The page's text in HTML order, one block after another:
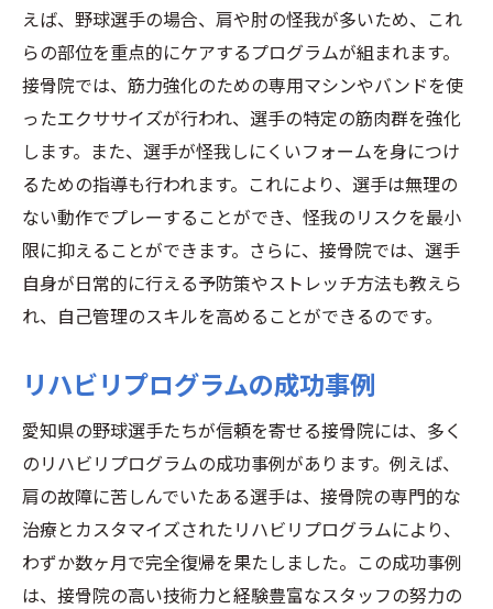
えば、野球選手の場合、肩や肘の怪我が多いため、これ
らの部位を重点的にケアするプログラムが組まれます。
接骨院では、筋力強化のための専用マシンやバンドを使
ったエクササイズが行われ、選手の特定の筋肉群を強化
します。また、選手が怪我しにくいフォームを身につけ
るための指導も行われます。これにより、選手は無理の
ない動作でプレーすることができ、怪我のリスクを最小
限に抑えることができます。さらに、接骨院では、選手
自身が日常的に行える予防策やストレッチ方法も教えら
れ、自己管理のスキルを高めることができるのです。
リハビリプログラムの成功事例
愛知県の野球選手たちが信頼を寄せる接骨院には、多く
のリハビリプログラムの成功事例があります。例えば、
肩の故障に苦しんでいたある選手は、接骨院の専門的な
治療とカスタマイズされたリハビリプログラムにより、
わずか数ヶ月で完全復帰を果たしました。この成功事例
は、接骨院の高い技術力と経験豊富なスタッフの努力の